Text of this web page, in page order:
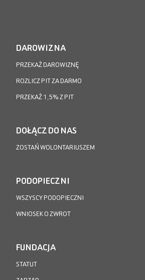
DAROWIZNA
PRZEKAŻ DAROWIZNĘ
ROZLICZ PIT ZA DARMO
PRZEKAŻ 1,5% Z PIT
DOŁĄCZ DO NAS
ZOSTAŃ WOLONTARIUSZEM
PODOPIECZNI
WSZYSCY PODOPIECZNI
WNIOSEK O ZWROT
FUNDACJA
STATUT